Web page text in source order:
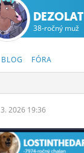
DEZOLAT
38-ročný muž
BLOG FÓRA
3. 2026 19:36